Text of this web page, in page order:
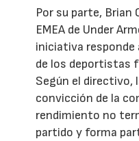
Por su parte, Brian
EMEA de Under
iniciativa responde
de los deportistas
Según el directivo,
convicción de la
rendimiento no
partido y forma